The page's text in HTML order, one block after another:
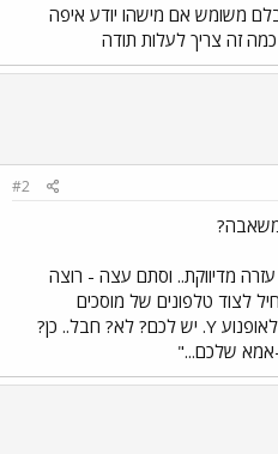
משומש אם מישהו יודע איפה
זה צריך לעלות תודה
#2
מדיווקת.. וסתם עצה - רוצה
לצוד טלפונים של מוסכים
ולהתקשר : "שלום, אני צריך X לאופנוע Y. יש לכם? לא? חבל.. כן?
שלכם..."